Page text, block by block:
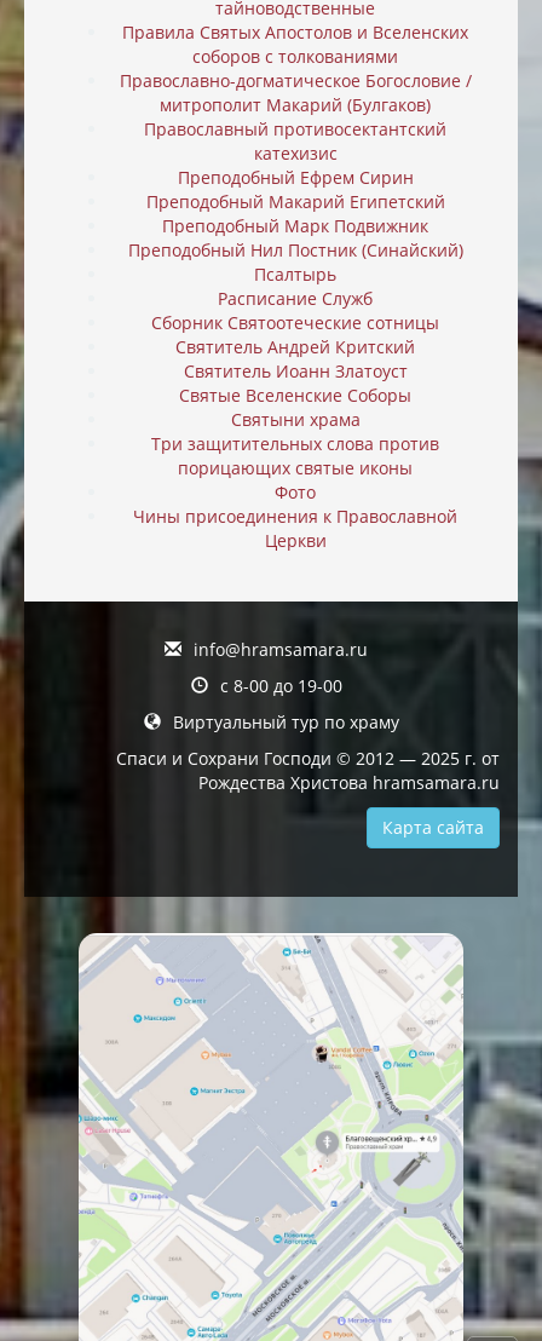
тайноводственные
Правила Святых Апостолов и Вселенских
соборов с толкованиями
Православно-догматическое Богословие /
митрополит Макарий (Булгаков)
Православный противосектантский
катехизис
Преподобный Ефрем Сирин
Преподобный Макарий Египетский
Преподобный Марк Подвижник
Преподобный Нил Постник (Синайский)
Псалтырь
Расписание Служб
Сборник Святоотеческие сотницы
Святитель Андрей Критский
Святитель Иоанн Златоуст
Святые Вселенские Соборы
Святыни храма
Три защитительных слова против
порицающих святые иконы
Фото
Чины присоединения к Православной
Церкви
info@hramsamara.ru
с 8-00 до 19-00
Виртуальный тур по храму
Спаси и Сохрани Господи © 2012 — 2025 г. от
Рождества Христова hramsamara.ru
Карта сайта